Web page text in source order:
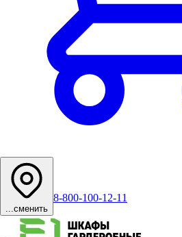
...сменить
8-800-100-12-11